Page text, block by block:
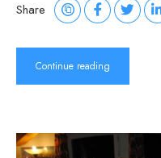
Share
Continue reading